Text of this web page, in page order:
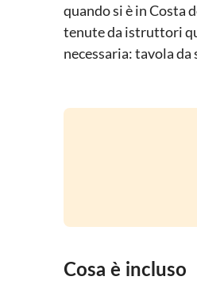
quando si è in Costa
tenute da istruttori
necessaria: tavola
Cosa è incluso